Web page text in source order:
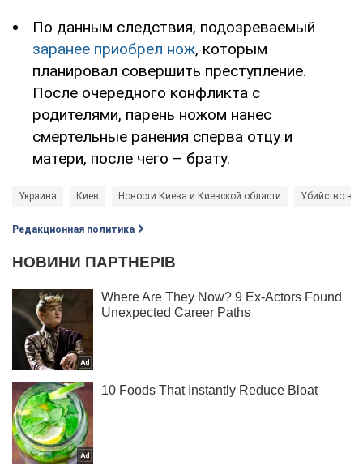
По данным следствия, подозреваемый
заранее приобрел нож, которым
планировал совершить преступление.
После очередного конфликта с
родителями, парень ножом нанес
смертельные ранения сперва отцу и
матери, после чего – брату.
Украина Киев Новости Киева и Киевской области Убийство в
Редакционная политика